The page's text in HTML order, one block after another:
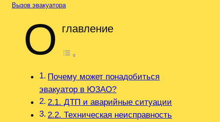
Вызов эвакуатора
О главление
Почему может понадобиться
эвакуатор в ЮЗАО?
2.1. ДТП и аварийные ситуации
2.2. Техническая неисправность